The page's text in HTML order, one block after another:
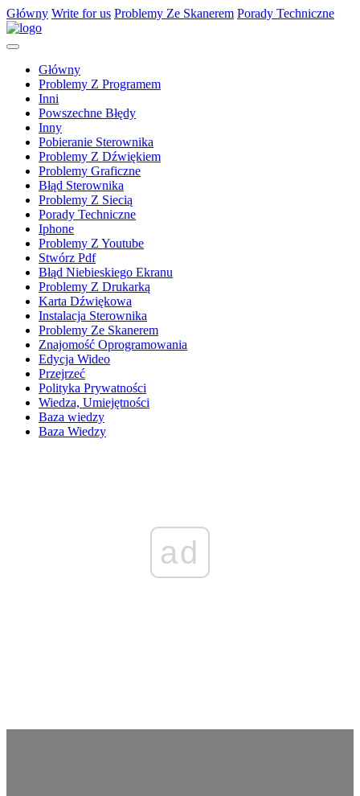
Główny Write for us Problemy Ze Skanerem Porady Techniczne
Główny
Problemy Z Programem
Inni
Powszechne Błędy
Inny
Pobieranie Sterownika
Problemy Z Dźwiękiem
Problemy Graficzne
Błąd Sterownika
Problemy Z Siecią
Porady Techniczne
Iphone
Problemy Z Youtube
Stwórz Pdf
Błąd Niebieskiego Ekranu
Problemy Z Drukarką
Karta Dźwiękowa
Instalacja Sterownika
Problemy Ze Skanerem
Znajomość Oprogramowania
Edycja Wideo
Przejrzeć
Polityka Prywatności
Wiedza, Umiejętności
Baza wiedzy
Baza Wiedzy
ad